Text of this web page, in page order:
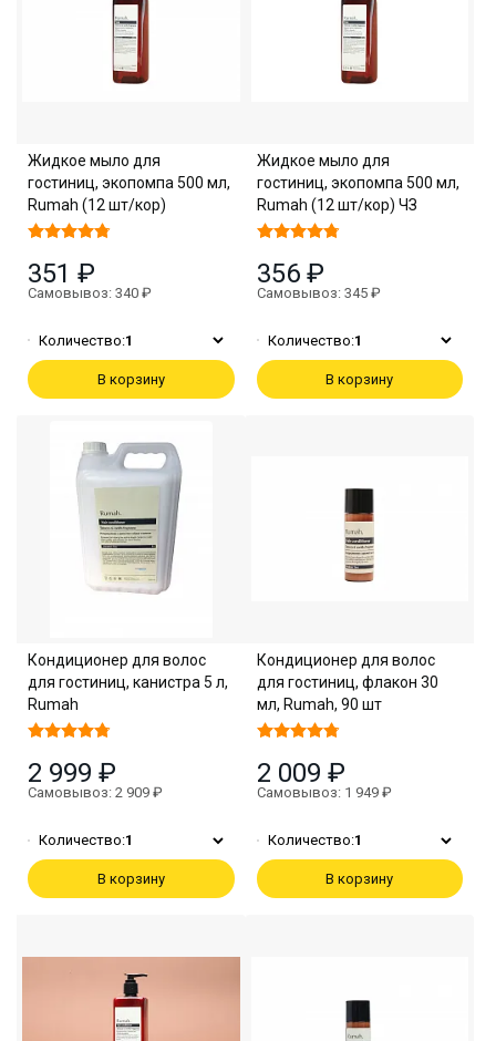
Жидкое мыло для
гостиниц, экопомпа 500 мл,
Rumah (12 шт/кор)
351 ₽
Самовывоз: 340 ₽
Количество:1
В корзину
Жидкое мыло для
гостиниц, экопомпа 500 мл,
Rumah (12 шт/кор) ЧЗ
356 ₽
Самовывоз: 345 ₽
Количество:1
В корзину
Кондиционер для волос
для гостиниц, канистра 5 л,
Rumah
2 999 ₽
Самовывоз: 2 909 ₽
Количество:1
В корзину
Кондиционер для волос
для гостиниц, флакон 30
мл, Rumah, 90 шт
2 009 ₽
Самовывоз: 1 949 ₽
Количество:1
В корзину